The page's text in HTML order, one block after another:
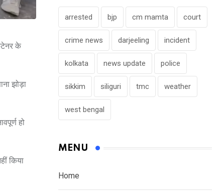
के
झोड़ा
हो
किया
arrested bjp cm mamta court
crime news darjeeling incident
kolkata news update police
sikkim siliguri tmc weather
west bengal
MENU
Home